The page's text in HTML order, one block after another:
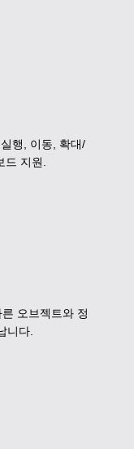
행, 이동, 확대/
지원.
오브젝트와 정
니다.